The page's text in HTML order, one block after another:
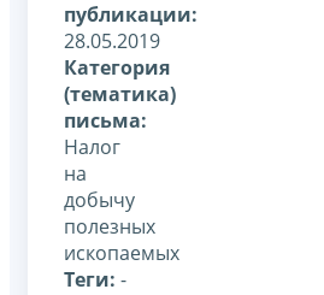
публикации:
28.05.2019
Категория
(тематика)
письма:
Налог
на
добычу
полезных
ископаемых
Теги: -